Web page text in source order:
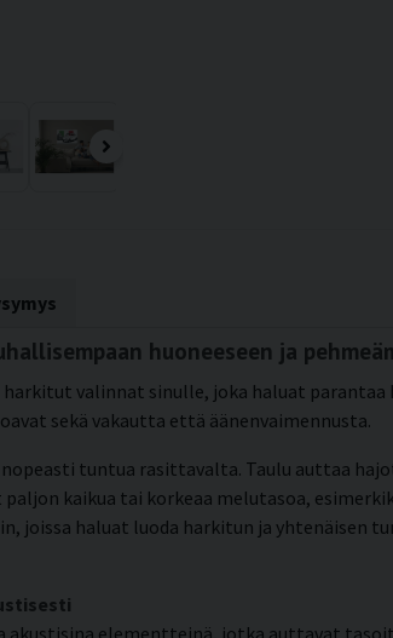
huoneeseen ja
valinnat sinulle, joka haluat parantaa
sekä vakautta että äänenvaimennusta.
tuntua rasittavalta. Taulu auttaa
kaikua tai korkeaa melutasoa,
joissa haluat luoda harkitun ja yhtenäisen
elementteinä, jotka auttavat